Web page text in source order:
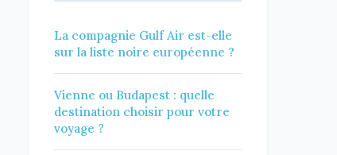
La compagnie Gulf Air est-elle
sur la liste noire européenne ?
Vienne ou Budapest : quelle
destination choisir pour votre
voyage ?